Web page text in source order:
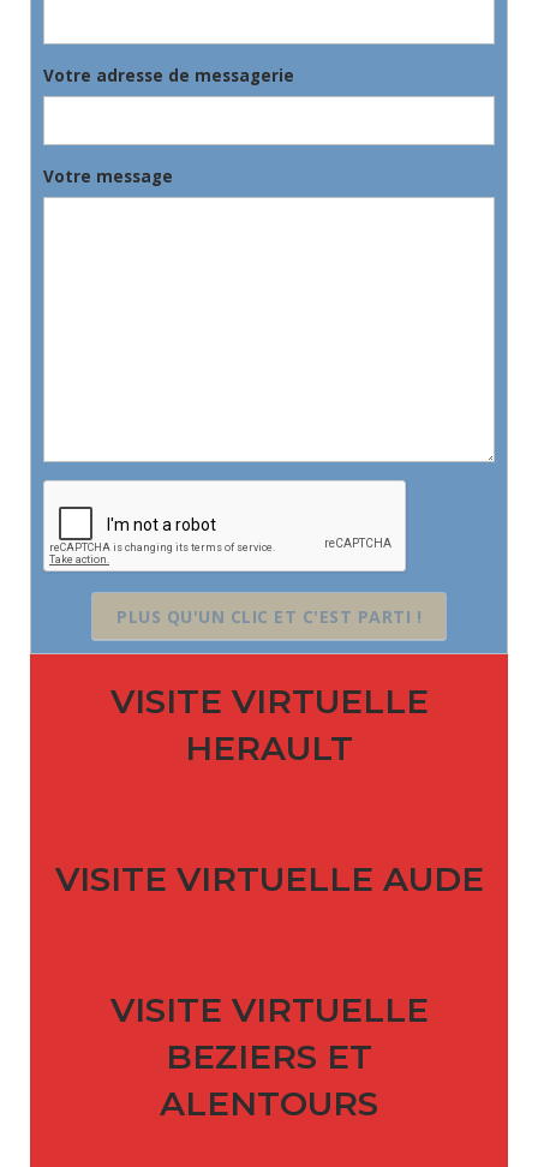
Votre adresse de messagerie
Votre message
PLUS QU'UN CLIC ET C'EST PARTI !
VISITE VIRTUELLE
HERAULT
VISITE VIRTUELLE AUDE
VISITE VIRTUELLE
BEZIERS ET
ALENTOURS